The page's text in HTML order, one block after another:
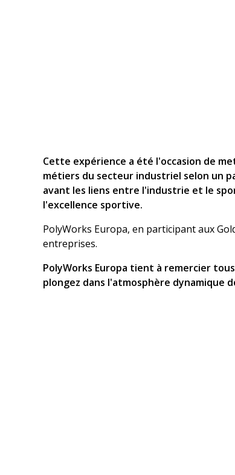
Cette expérience a été l'occasion de
métiers du secteur industriel selon un
avant les liens entre l'industrie et le
l'excellence sportive.
PolyWorks Europa, en participant aux
entreprises.
PolyWorks Europa tient à remercier
plongez dans l'atmosphère dynamique